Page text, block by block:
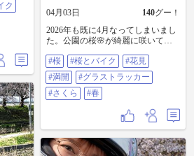
けれど、どう同棲み分けをしよう
#SEL18135 #ZORROルーフ
#PCX125 #屋根付きバイク #桜 #桜
とバイク
市
にい
。
す
ク
04月03日 140グー！
2026年も既に4月なってしまいまし
た。公園の桜🌸が綺麗に咲いてま
桜とバイク #花見 #満開 #グラスト
ラッカー #さくら #春
#桜 #桜とバイク
#花見
#満開
#グラストラッカー
#さくら
#春